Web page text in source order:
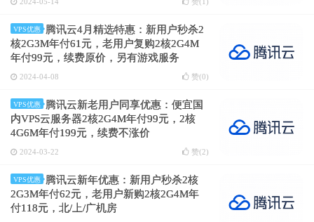
VPS优惠
腾讯云4月精选特惠：新用户秒杀2
核2G3M年付61元，老用户复购2核2G4M
年付99元，续费原价，另有游戏服务
器/GPU服务器/AI服务器1折起
2024-04-08 赞(0)
VPS优惠
腾讯云新老用户同享优惠：便宜国
内VPS云服务器2核2G4M年付99元，2核
4G6M年付199元，续费不涨价
2024-03-22 赞(2)
VPS优惠
腾讯云新年优惠：新用户秒杀2核
2G3M年付62元，老用户新购2核2G4M年
付118元，北/上/广机房